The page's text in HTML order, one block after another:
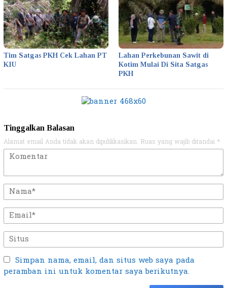
Tim Satgas PKH Cek Lahan PT
KIU
Lahan Perkebunan Sawit di
Kotim Mulai Di Sita Satgas
PKH
Tinggalkan Balasan
Alamat email Anda tidak akan dipublikasikan. Ruas yang wajib ditandai *
Simpan nama, email, dan situs web saya pada
peramban ini untuk komentar saya berikutnya.